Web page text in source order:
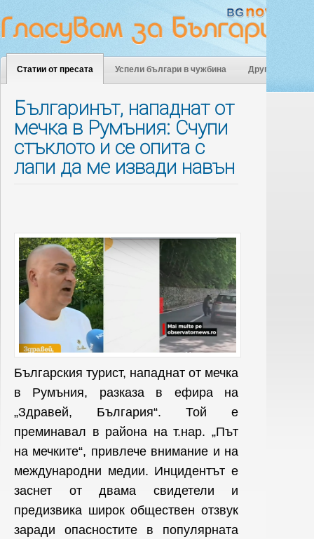
Статии от пресата Успели българи в чужбина Други
Българинът, нападнат от
мечка в Румъния: Счупи
стъклото и се опита с
лапи да ме извади навън
Българския турист, нападнат от мечка
в Румъния, разказа в ефира на
„Здравей, България“. Той е
преминавал в района на т.нар. „Път
на мечките“, привлече внимание и на
международни медии. Инцидентът е
заснет от двама свидетели и
предизвика широк обществен отзвук
заради опасностите в популярната